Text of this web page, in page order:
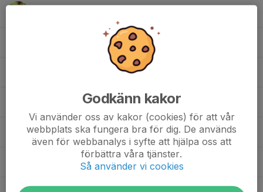
Melvin Nordquist
Olle Blomdahl
Philip Fridlund
Godkänn kakor
Vi använder oss av kakor (cookies) för att vår
webbplats ska fungera bra för dig. De används
även för webbanalys i syfte att hjälpa oss att
förbättra våra tjänster.
Så använder vi cookies